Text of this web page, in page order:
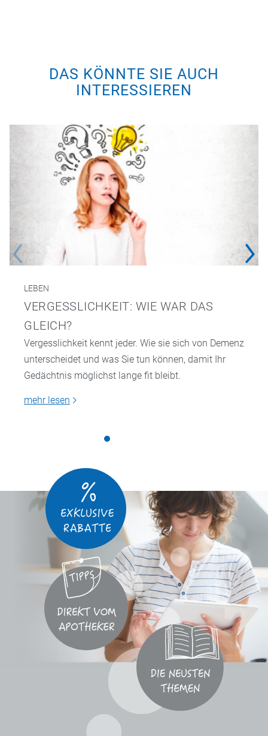
DAS KÖNNTE SIE AUCH
INTERESSIEREN
LEBEN
VERGESSLICHKEIT: WIE WAR DAS
GLEICH?
Vergesslichkeit kennt jeder. Wie sie sich von Demenz
unterscheidet und was Sie tun können, damit Ihr
Gedächtnis möglichst lange fit bleibt.
mehr lesen